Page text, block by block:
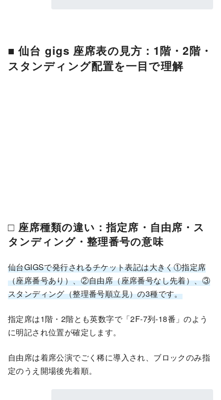
■ 仙台 gigs 座席表の見方：1階・2階・
スタンディング配置を一目で理解
□ 座席種類の違い：指定席・自由席・ス
タンディング・整理番号の意味
仙台GIGSで発行されるチケット表記は大きく①指定席
（座席番号あり）、②自由席（座席番号なし先着）、③
スタンディング（整理番号順立見）の3種です。
指定席は1階・2階とも英数字で「2F-7列-18番」のよう
に明記され位置が確定します。
自由席は着席公演でごく稀に導入され、ブロックのみ指
定のうえ開場後先着順。